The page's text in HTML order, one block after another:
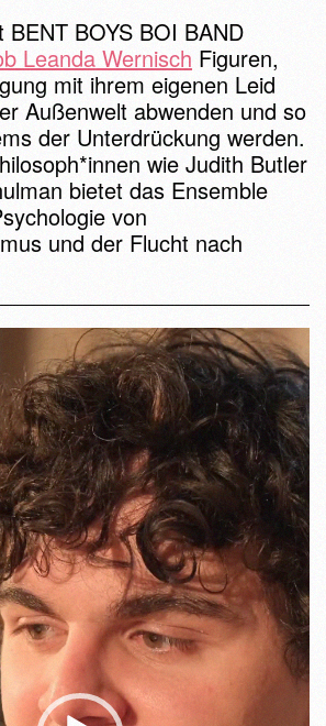
BENT BOYS BOI BAND
Leanda Wernisch Figuren,
mit ihrem eigenen Leid
Außenwelt abwenden und so
der Unterdrückung werden.
wie Judith Butler
bietet das Ensemble
von
und der Flucht nach